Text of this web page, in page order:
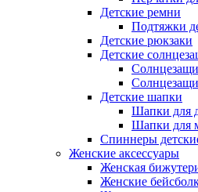
Детские ремни
Подтяжки
Детские рюкзаки
Детские
Детские шапки
Шапки для
Шапки для
Спиннеры
Женские аксессуары
Женская
Женские